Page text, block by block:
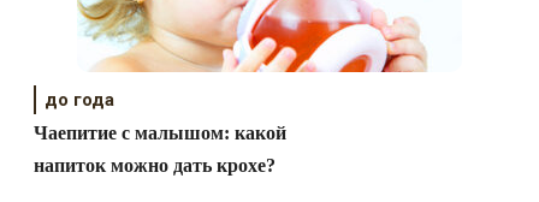
до года
Чаепитие с малышом: какой
напиток можно дать крохе?